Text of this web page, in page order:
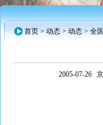
首页 > 动态 > 动态 > 全
2005-07-26